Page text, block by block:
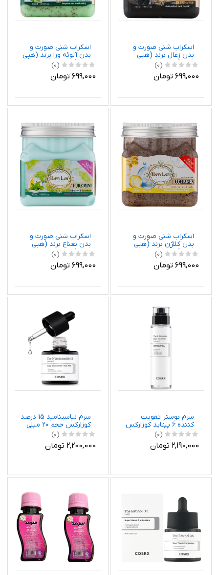
اسکراب شنی صورت و
بدن زغال برند (هپی
لیدی)
(0)
699,000 تومان
اسکراب شنی صورت و
بدن آلوئه ورا برند (هپی
لیدی)
(0)
699,000 تومان
اسکراب شنی صورت و
بدن کلاژن برند (هپی
لیدی)
(0)
699,000 تومان
اسکراب شنی صورت و
بدن نعناع برند (هپی
لیدی)
(0)
699,000 تومان
سرم بوستر تقویت
کننده 6 پپتاید کوزارکس
(اوریجینال کره جنوبی )
(0)
2,190,000 تومان
سرم نیاسینامید 15 درصد
کوزارکس حجم 20 میلی
لیتر
(0)
2,200,000 تومان